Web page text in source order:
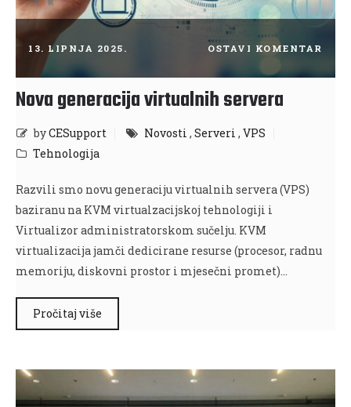
13. LIPNJA 2025. OSTAVI KOMENTAR
Nova generacija virtualnih servera
byCESupport Novosti , Serveri , VPS
Tehnologija
Razvili smo novu generaciju virtualnih servera (VPS)
baziranu na KVM virtualzacijskoj tehnologiji i
Virtualizor administratorskom sučelju. KVM
virtualizacija jamči dedicirane resurse (procesor, radnu
memoriju, diskovni prostor i mjesečni promet)…
Pročitaj više